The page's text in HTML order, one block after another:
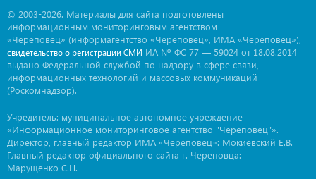
© 2003-2026. Материалы для сайта подготовлены
информационным мониторинговым агентством
«Череповец» (информагентство «Череповец», ИМА «Череповец»),
свидетельство о регистрации СМИ ИА № ФС 77 — 59024 от 18.08.2014
выдано Федеральной службой по надзору в сфере связи,
информационных технологий и массовых коммуникаций
(Роскомнадзор).
Учредитель: муниципальное автономное учреждение
«Информационное мониторинговое агентство "Череповец"».
Директор, главный редактор ИМА «Череповец»: Мокиевский Е.В.
Главный редактор официального сайта г. Череповца:
Марущенко С.Н.